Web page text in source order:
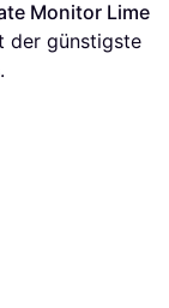
Monitor Lime
der günstigste